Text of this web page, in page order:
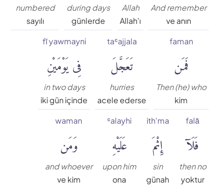
Şaban Piriş
Shaban Britch
Suat Yıldırım
Süleyman Ateş
Tefhim-ul Kuran
Yaşar Nuri Öztürk
And remember
ve anın
Allah
Allah'ı
during days
günlerde
numbered
sayılı
faman
فَمَن
Then (he) who
kim
taʿajjala
تَعَجَّلَ
hurries
acele ederse
fī yawmayni
فِى يَوْمَيْنِ
in two days
iki gün içinde
falā
فَلَآ
then no
yoktur
ith'ma
إِثْمَ
sin
günah
ʿalayhi
عَلَيْهِ
upon him
ona
waman
وَمَن
and whoever
ve kim